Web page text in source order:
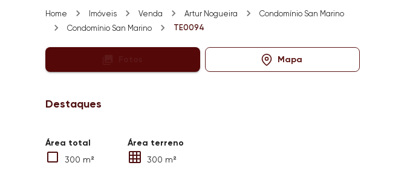
Home Imóveis Venda Artur Nogueira
Condomínio San Marino
Condomínio San Marino
TE0094
Mapa
Destaques
Área total
300 m²
Área terreno
300 m²